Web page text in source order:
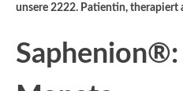
unsere 2222. Patientin, therapiert